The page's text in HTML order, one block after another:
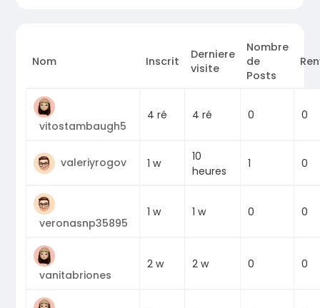
Nom Inscrit
Derniere
visite
Nombre
de
Posts
vitostambaugh5
4 ré 4 ré 0 0
valeriyrogov 1 w
10
heures
1 0
veronasnp35895
1 w 1 w 0 0
vanitabriones
2 w 2 w 0 0